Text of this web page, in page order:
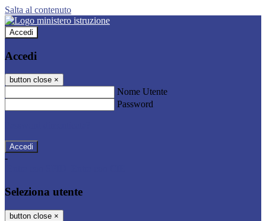
Salta al contenuto
Accedi
Accedi
button close ×
Nome Utente
Password
-
Seleziona utente
button close ×